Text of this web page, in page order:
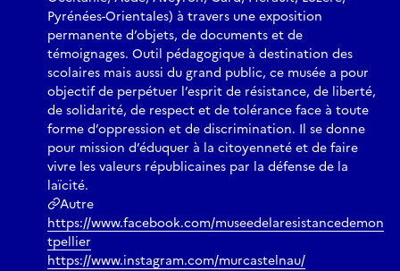
Pyrénées-Orientales) à travers une exposition
permanente d’objets, de documents et de
témoignages. Outil pédagogique à destination des
scolaires mais aussi du grand public, ce musée a pour
objectif de perpétuer l’esprit de résistance, de liberté,
de solidarité, de respect et de tolérance face à toute
forme d’oppression et de discrimination. Il se donne
pour mission d’éduquer à la citoyenneté et de faire
vivre les valeurs républicaines par la défense de la
laïcité.
Autre
https://www.facebook.com/museedelaresistancedemon
tpellier
https://www.instagram.com/murcastelnau/